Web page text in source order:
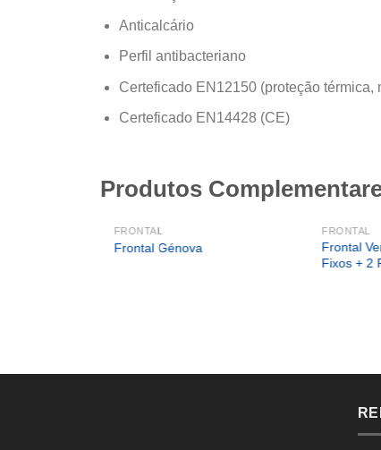
Anticalcário
Perfil antibacteriano
Certeficado EN12150 (proteção
Certeficado EN14428 (CE)
Produtos
FRONTAL
Frontal Génova
FRONTAL
Frontal
Fixos + 2